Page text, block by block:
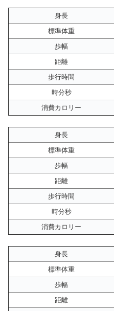
身長
標準体重
歩幅
距離
歩行時間
時分秒
消費カロリー
身長
標準体重
歩幅
距離
歩行時間
時分秒
消費カロリー
身長
標準体重
歩幅
距離